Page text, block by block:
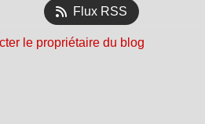
Flux RSS
le propriétaire du blog